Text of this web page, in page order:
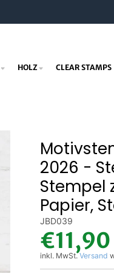
HOLZ CLEAR STAMPS
2026 -
Stempel
Papier,
JBD039
€11,90
inkl. MwSt.Versand